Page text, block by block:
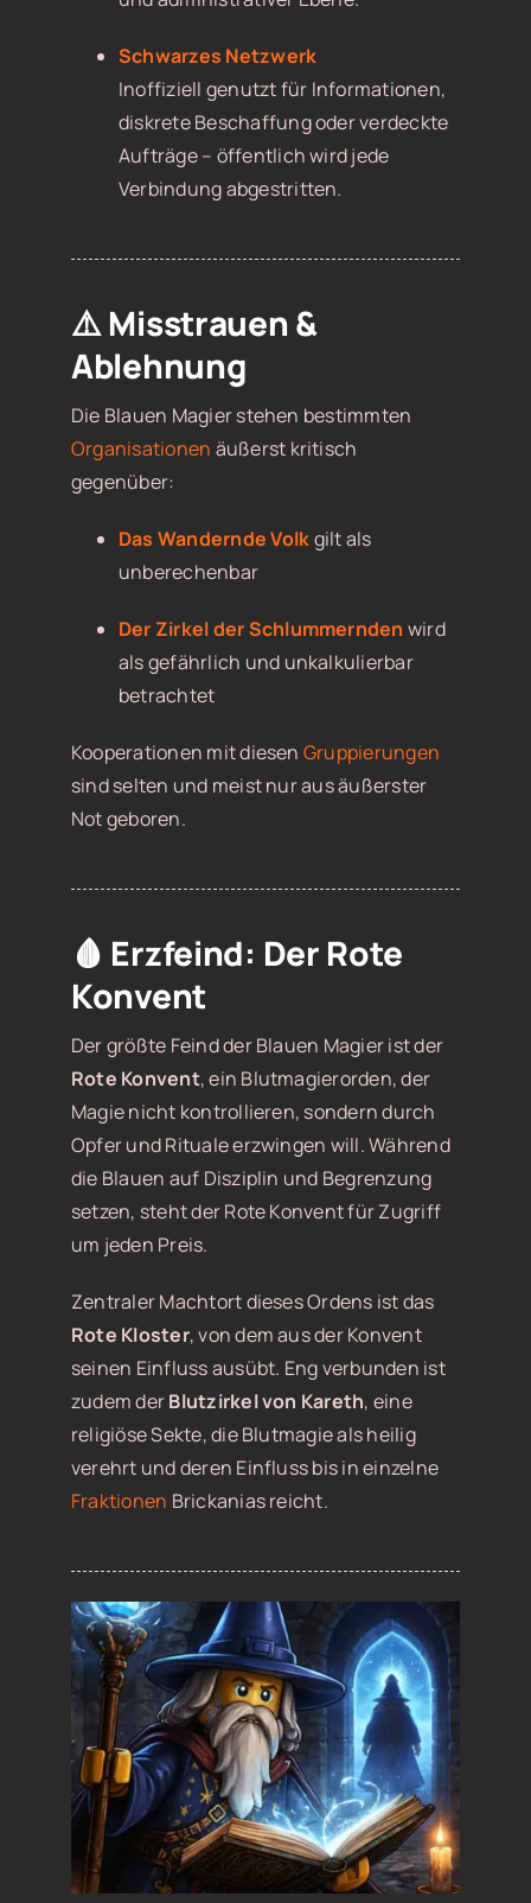
Schwarzes Netzwerk
Inoffiziell genutzt für Informationen,
diskrete Beschaffung oder verdeckte
Aufträge – öffentlich wird jede
Verbindung abgestritten.
⚠️ Misstrauen &
Ablehnung
Die Blauen Magier stehen bestimmten
Organisationen äußerst kritisch
gegenüber:
Das Wandernde Volkgilt als
unberechenbar
Der Zirkel der Schlummernden wird
als gefährlich und unkalkulierbar
betrachtet
Kooperationen mit diesen Gruppierungen
sind selten und meist nur aus äußerster
Not geboren.
🩸 Erzfeind: Der Rote
Konvent
Der größte Feind der Blauen Magier ist der
Rote Konvent, ein Blutmagierorden, der
Magie nicht kontrollieren, sondern durch
Opfer und Rituale erzwingen will. Während
die Blauen auf Disziplin und Begrenzung
setzen, steht der Rote Konvent für Zugriff
um jeden Preis.
Zentraler Machtort dieses Ordens ist das
Rote Kloster, von dem aus der Konvent
seinen Einfluss ausübt. Eng verbunden ist
zudem derBlutzirkel von Kareth, eine
religiöse Sekte, die Blutmagie als heilig
verehrt und deren Einfluss bis in einzelne
Fraktionen Brickanias reicht.